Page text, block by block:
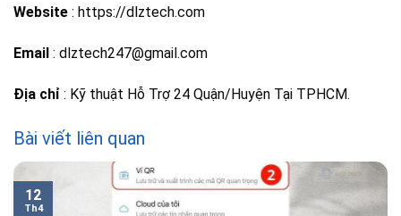
Website : https://dlztech.com
Email : dlztech247@gmail.com
Địa chỉ : Kỹ thuật Hỗ Trợ 24 Quận/Huyện Tại TPHCM.
Bài viết liên quan
12
Th4